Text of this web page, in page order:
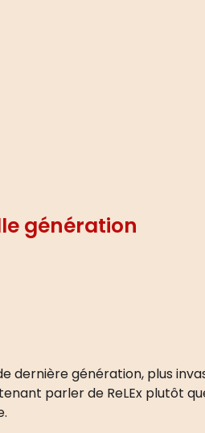
génération
dernière génération, plus
parler de ReLEx plutôt